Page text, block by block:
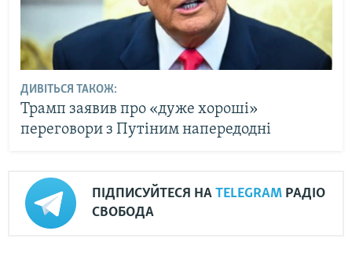
ДИВІТЬСЯ ТАКОЖ:
Трамп заявив про «дуже хороші»
переговори з Путіним напередодні
ПІДПИСУЙТЕСЯ НА TELEGRAM РАДІО
СВОБОДА